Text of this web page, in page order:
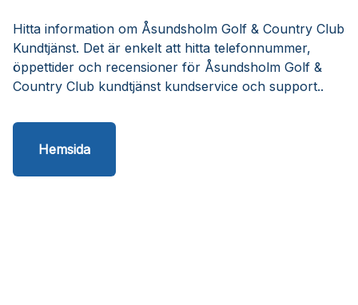
Hitta information om Åsundsholm Golf & Country Club
Kundtjänst. Det är enkelt att hitta telefonnummer,
öppettider och recensioner för Åsundsholm Golf &
Country Club kundtjänst kundservice och support..
Hemsida